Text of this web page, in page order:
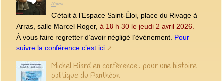
30 avril
C’était à l’Espace Saint-Éloi, place du Rivage à
Arras, salle Marcel Roger, à 18 h 30 le jeudi 2 avril 2026.
À vous faire regretter d’avoir négligé l’évènement. Pour
suivre la conférence c’est ici
Michel Biard en conférence : pour une histoire
politique du Panthéon